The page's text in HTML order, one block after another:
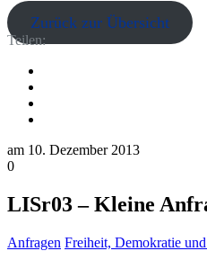
Zurück zur Übersicht
Teilen:
am 10. Dezember 2013
0
LISr03 – Kleine
Anfragen Freiheit, Demokratie